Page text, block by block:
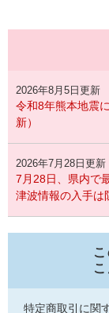
2026年8月5日更新
令和8年熊本地震
新）
2026年7月28日更新
7月28日、県内で
津波情報の入手は
特定商取引に関